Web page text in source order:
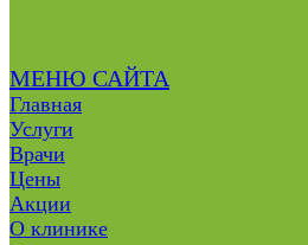
МЕНЮ САЙТА
Главная
Услуги
Врачи
Цены
Акции
О клинике